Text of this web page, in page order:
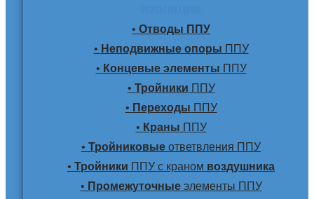
• Отводы ППУ
• Неподвижные опоры ППУ
• Концевые элементы ППУ
• Тройники ППУ
• Переходы ППУ
• Краны ППУ
• Тройниковые ответвления ППУ
• Тройники ППУ с краном воздушника
• Промежуточныеэлементы ППУ